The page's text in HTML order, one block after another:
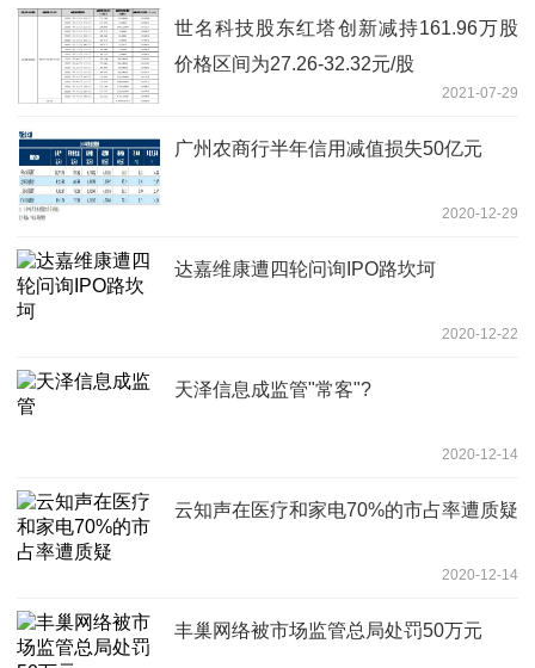
世名科技股东红塔创新减持161.96万股
价格区间为27.26-32.32元/股
2021-07-29
广州农商行半年信用减值损失50亿元
2020-12-29
达嘉维康遭四轮问询IPO路坎坷
2020-12-22
天泽信息成监管"常客"?
2020-12-14
云知声在医疗和家电70%的市占率遭质疑
2020-12-14
丰巢网络被市场监管总局处罚50万元